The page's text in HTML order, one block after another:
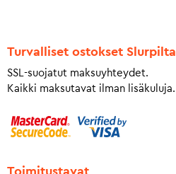
Turvalliset ostokset Slurpilta
SSL-suojatut maksuyhteydet.
Kaikki maksutavat ilman lisäkuluja.
Toimitustavat